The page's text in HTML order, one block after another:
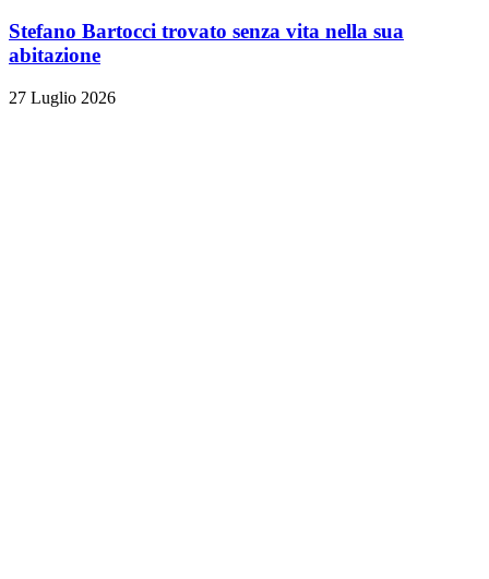
Stefano Bartocci trovato senza vita nella sua
abitazione
27 Luglio 2026